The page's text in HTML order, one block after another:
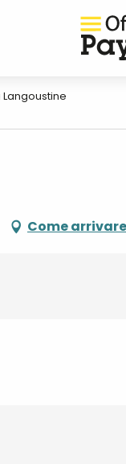
Come arrivare